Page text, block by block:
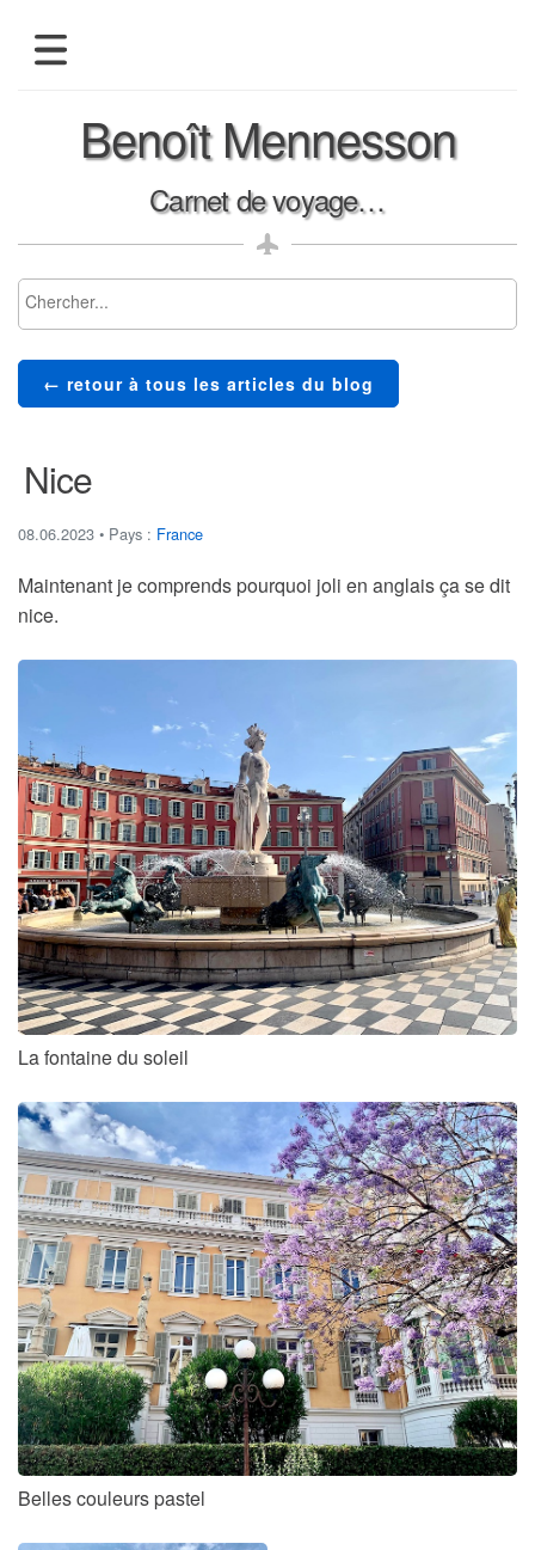
Benoît Mennesson
Carnet de voyage…
← retour à tous les articles du blog
Nice
08.06.2023 • Pays : France
Maintenant je comprends pourquoi joli en anglais ça se dit
nice.
La fontaine du soleil
Belles couleurs pastel